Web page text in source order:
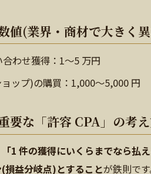
値(業界・商材で大きく
わせ獲得：1〜5 万円
ョップ)の購買：1,000〜5,000 円
要な「許容 CPA」の考
「1 件の獲得にいくらまでなら払
損益分岐点)とすることが鉄則です